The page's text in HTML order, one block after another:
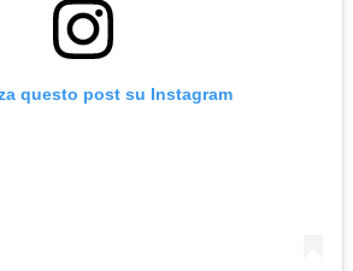
questo post su Instagram